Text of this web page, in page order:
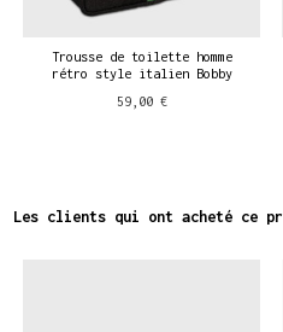
Trousse de toilette homme
rétro style italien Bobby
59,00 €
Les clients qui ont acheté ce